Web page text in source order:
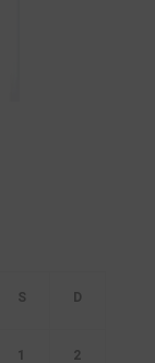
1 2